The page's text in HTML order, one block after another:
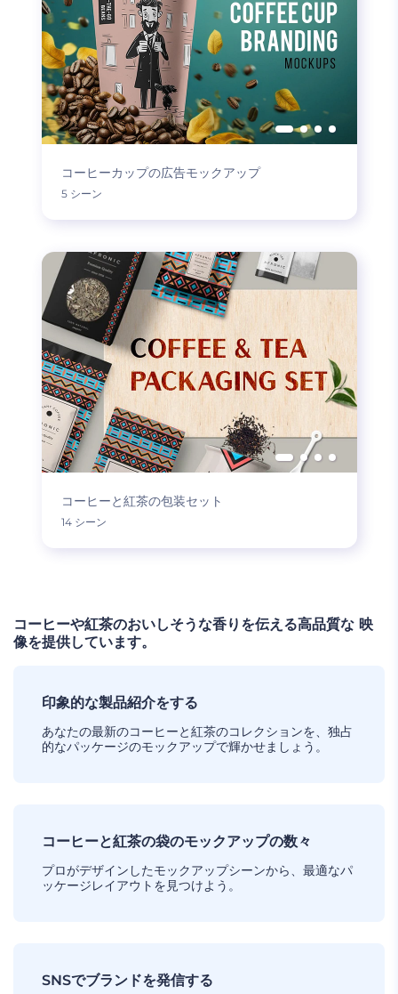
コーヒーカップの広告モックアップ
5 シーン
コーヒーと紅茶の包装セット
14 シーン
コーヒーや紅茶のおいしそうな香りを伝える高品質な 映
像を提供しています。
印象的な製品紹介をする
あなたの最新のコーヒーと紅茶のコレクションを、独占
的なパッケージのモックアップで輝かせましょう。
コーヒーと紅茶の袋のモックアップの数々
プロがデザインしたモックアップシーンから、最適なパ
ッケージレイアウトを見つけよう。
SNSでブランドを発信する